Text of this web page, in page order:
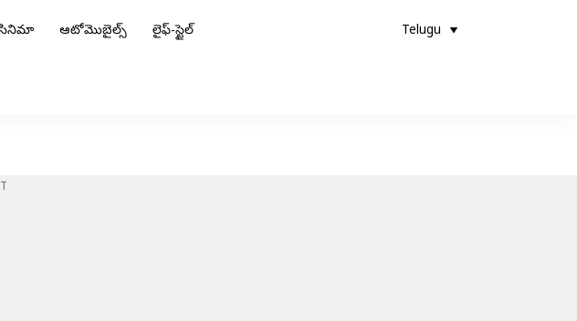
ఆటోమొబైల్స్ లైఫ్-స్టైల్ Telugu